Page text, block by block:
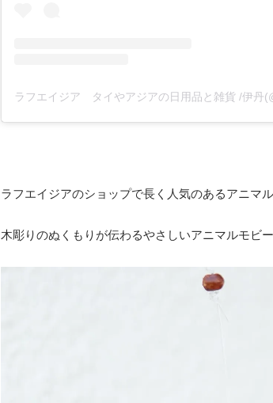
ラフエイジアのショップで長く人気のあるアニマ
木彫りのぬくもりが伝わるやさしいアニマルモビー